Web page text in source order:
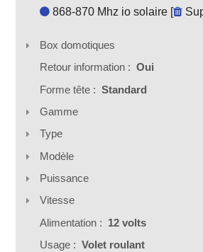
868-870 Mhz io solaire [
Box domotiques
Retour information : Oui
Forme tête : Standard
Gamme
Type
Modèle
Puissance
Vitesse
Alimentation : 12 volts
Usage : Volet roulant